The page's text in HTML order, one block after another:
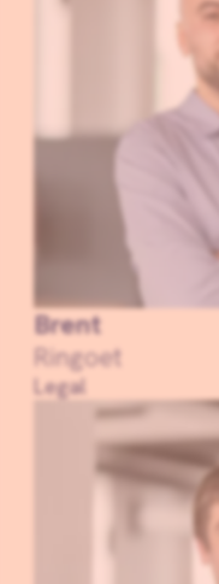
Brent
Ringoet
Legal